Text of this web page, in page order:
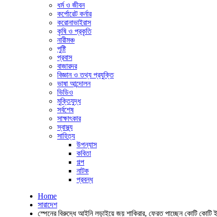
ধর্ম ও জীবন
কর্পোরেট কর্নার
করোনাভাইরাস
কৃষি ও প্রকৃতি
নারীমঞ্চ
পুষ্টি
প্রবাস
বাজারদর
বিজ্ঞান ও তথ্য প্রযুক্তি
ভাষা আন্দোলন
ভিডিও
মুক্তিযুদ্ধ
সর্বশেষ
সাক্ষাৎকার
স্বাস্থ্য
সাহিত্য
উপন্যাস
কবিতা
গল্প
নাটক
প্রবন্ধ
Home
সারাদেশ
স্পেনের বিরুদ্ধে আইনি লড়াইয়ে জয় শাকিরার, ফেরত পাচ্ছেন কোটি কোটি